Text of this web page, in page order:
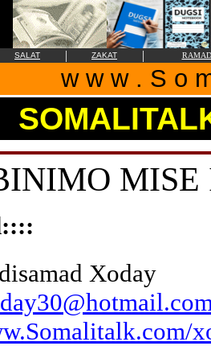
SALAT | ZAKAT |
w w w . S o
Xoday